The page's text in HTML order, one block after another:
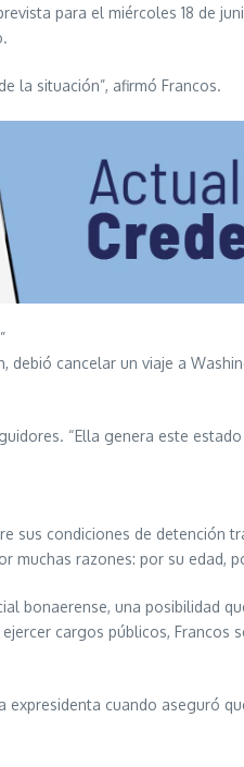
para el miércoles 18 de
la situación”, afirmó Francos.
debió cancelar un viaje a
“Ella genera este
sus condiciones de
muchas razones: por su
bonaerense, una posibilidad
cargos públicos,
expresidenta cuando aseguró